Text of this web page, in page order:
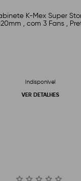
K-Mex Super
, com 3 Fans ,
Indisponível
VER DETALHES